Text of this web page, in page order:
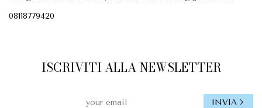
08118779420
ISCRIVITI ALLA NEWSLETTER
INVIA